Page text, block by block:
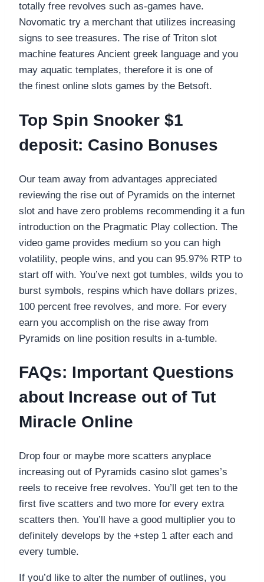
totally free revolves such as-games have.
Novomatic try a merchant that utilizes increasing
signs to see treasures. The rise of Triton slot
machine features Ancient greek language and you
may aquatic templates, therefore it is one of
the finest online slots games by the Betsoft.
Top Spin Snooker $1
deposit: Casino Bonuses
Our team away from advantages appreciated
reviewing the rise out of Pyramids on the internet
slot and have zero problems recommending it a fun
introduction on the Pragmatic Play collection. The
video game provides medium so you can high
volatility, people wins, and you can 95.97% RTP to
start off with. You’ve next got tumbles, wilds you to
burst symbols, respins which have dollars prizes,
100 percent free revolves, and more. For every
earn you accomplish on the rise away from
Pyramids on line position results in a-tumble.
FAQs: Important Questions
about Increase out of Tut
Miracle Online
Drop four or maybe more scatters anyplace
increasing out of Pyramids casino slot games’s
reels to receive free revolves. You’ll get ten to the
first five scatters and two more for every extra
scatters then. You’ll have a good multiplier you to
definitely develops by the +step 1 after each and
every tumble.
If you’d like to alter the number of outlines, you